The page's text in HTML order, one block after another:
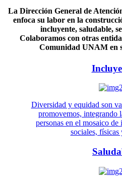
La Dirección General de
enfoca su labor en la
incluyente, saludable,
Colaboramos con otras
Comunidad UNAM en
Diversidad y equidad son
promovemos, integrando
personas en el mosaico de
sociales, físicas